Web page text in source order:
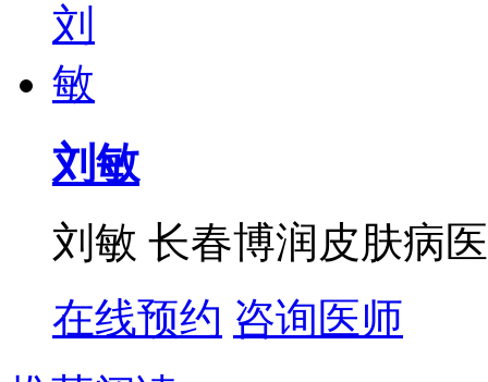
刘敏
刘敏 长春博润皮肤病
在线预约 咨询医师